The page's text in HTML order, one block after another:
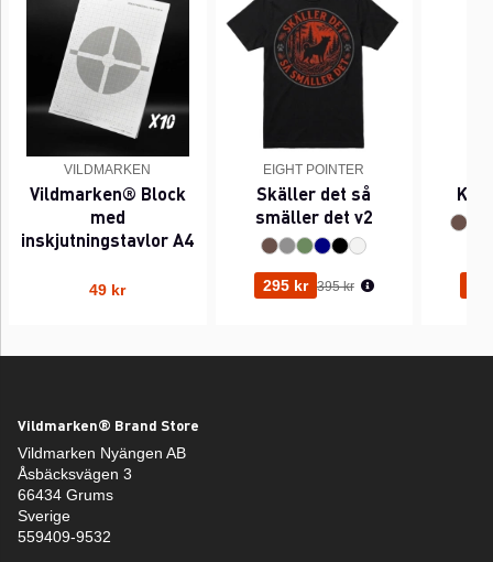
VILDMARKEN
Vildmarken® Block
med
inskjutningstavlor A4
49 kr
EIGHT POINTER
Skäller det så
smäller det v2
295 kr Ordinarie pris:
395 kr
Vildmarken® Brand Store
Vildmarken Nyängen AB
Åsbäcksvägen 3
66434 Grums
Sverige
559409-9532